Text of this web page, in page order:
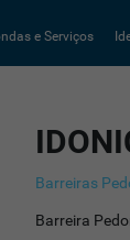
e Serviços
Barreiras
Barreira